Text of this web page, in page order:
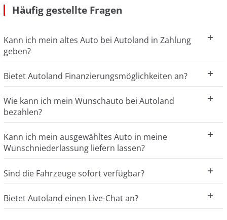
Häufig gestellte Fragen
Kann ich mein altes Auto bei Autoland in Zahlung
geben?
Bietet Autoland Finanzierungsmöglichkeiten an?
Wie kann ich mein Wunschauto bei Autoland
bezahlen?
Kann ich mein ausgewähltes Auto in meine
Wunschniederlassung liefern lassen?
Sind die Fahrzeuge sofort verfügbar?
Bietet Autoland einen Live-Chat an?